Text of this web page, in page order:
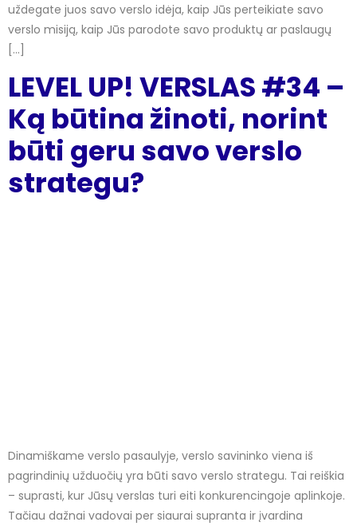
uždegate juos savo verslo idėja, kaip Jūs perteikiate savo
verslo misiją, kaip Jūs parodote savo produktų ar paslaugų
[…]
LEVEL UP! VERSLAS #34 –
Ką būtina žinoti, norint
būti geru savo verslo
strategu?
Dinamiškame verslo pasaulyje, verslo savininko viena iš
pagrindinių užduočių yra būti savo verslo strategu. Tai reiškia
– suprasti, kur Jūsų verslas turi eiti konkurencingoje aplinkoje.
Tačiau dažnai vadovai per siaurai supranta ir įvardina